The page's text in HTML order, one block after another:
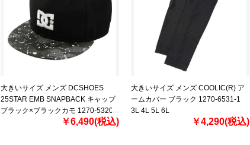
大きいサイズ メンズ DCSHOES
25STAR EMB SNAPBACK キャップ
ブラック×ブラックカモ 1270-5320-
￥6,490(税込)
大きいサイズ メンズ COOLIC(R) ア
ームカバー ブラック 1270-6531-1
3L 4L 5L 6L
￥4,290(税込)